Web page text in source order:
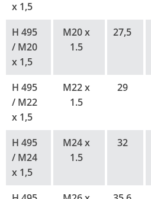
x 1,5
H 495
/ M20
x 1,5
M20 x
1.5
27,5
H 495
/ M22
x 1,5
M22 x
1.5
29
H 495
/ M24
x 1,5
M24 x
1.5
32